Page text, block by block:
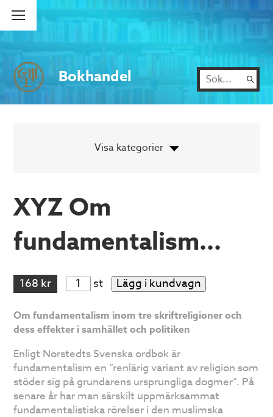
Bokhandel
XYZ Om
fundamentalism...
168 kr st Lägg i kundvagn
Om fundamentalism inom tre skriftreligioner och
dess effekter i samhället och politiken
Enligt Norstedts Svenska ordbok är
fundamentalism en ”renlärig variant av religion som
stöder sig på grundarens ursprungliga dogmer”. På
senare år har man särskilt uppmärksammat
fundamentalistiska rörelser i den muslimska